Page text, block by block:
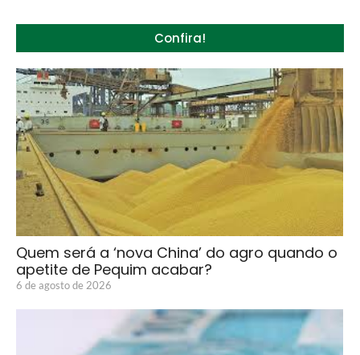
Confira!
Quem será a ‘nova China’ do agro quando o
apetite de Pequim acabar?
6 de agosto de 2026